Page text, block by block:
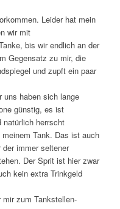
Leider hat mein
wir mit
bis wir endlich an der
Gegensatz zu mir, die
und zupft ein paar
uns haben sich lange
günstig, es ist
natürlich herrscht
Tank. Das ist auch
immer seltener
Der Sprit ist hier zwar
kein extra Trinkgeld
zum Tankstellen-